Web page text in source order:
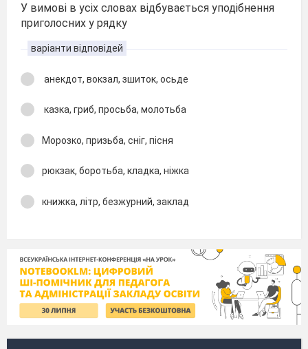
У вимові в усіx словах відбувається уподібнення
приголосних у рядку
варіанти відповідей
анекдот, вокзал, зшиток, осьде
казка, гриб, просьба, молотьба
Морозко, призьба, сніг, пісня
рюкзак, боротьба, кладка, ніжка
книжка, літр, безжурний, заклад